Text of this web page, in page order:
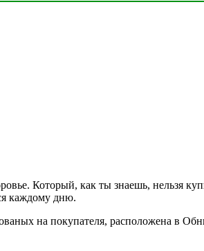
Который, как ты знаешь, нельзя
каждому дню.
на покупателя, расположена в